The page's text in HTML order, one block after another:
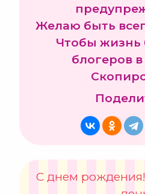
Желаю быть
Чтобы жизнь
блогеров
С днем